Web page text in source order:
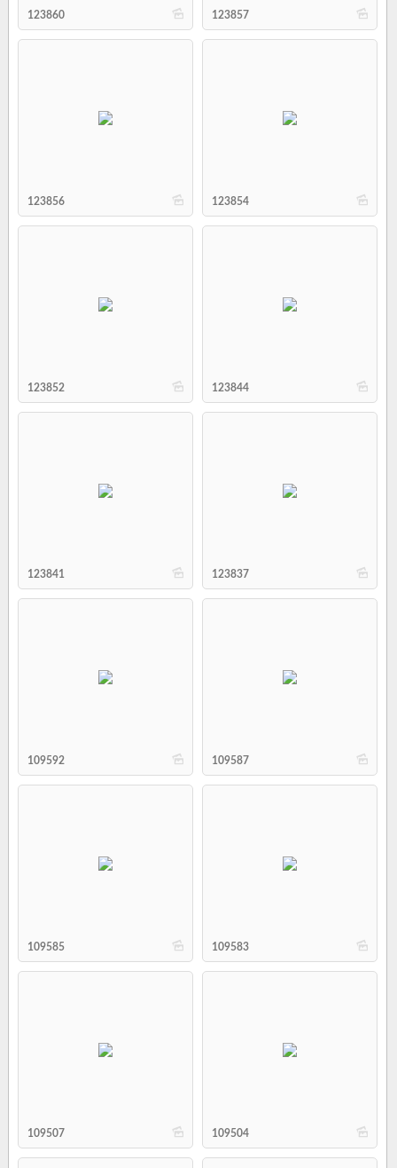
b
123860 b
123857
b
123856 b
123854
b
123852 b
123844
b
123841 b
123837
b
109592 b
109587
b
109585 b
109583
b
109507 b
109504